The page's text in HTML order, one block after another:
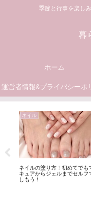
季節と行事を楽し
暮
ホーム
運営者情報&プライバシーポ
ネイル
ネイルの塗り方！初めてでも
キュアからジェルまでセルフ
しもう！